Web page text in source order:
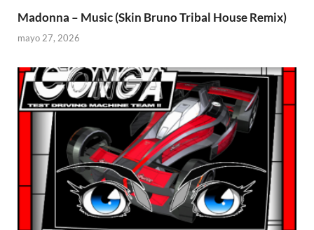
Madonna – Music (Skin Bruno Tribal House Remix)
mayo 27, 2026